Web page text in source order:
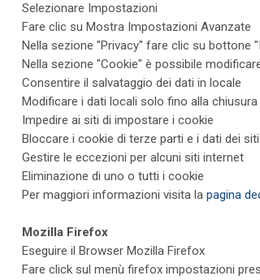
Selezionare Impostazioni
Fare clic su Mostra Impostazioni Avanzate
Nella sezione "Privacy" fare clic su bottone
Nella sezione "Cookie" è possibile
Consentire il salvataggio dei dati in locale
Modificare i dati locali solo fino alla
Impedire ai siti di impostare i cookie
Bloccare i cookie di terze parti e i dati dei siti
Gestire le eccezioni per alcuni siti internet
Eliminazione di uno o tutti i cookie
Per maggiori informazioni visita la pagina
Mozilla Firefox
Eseguire il Browser Mozilla Firefox
Fare click sul menù firefox impostazioni